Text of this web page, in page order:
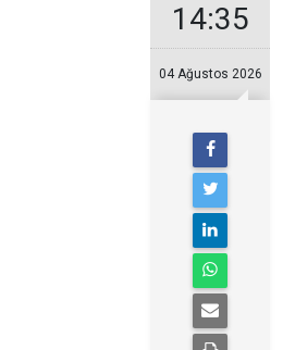
14:35
04 Ağustos 2026